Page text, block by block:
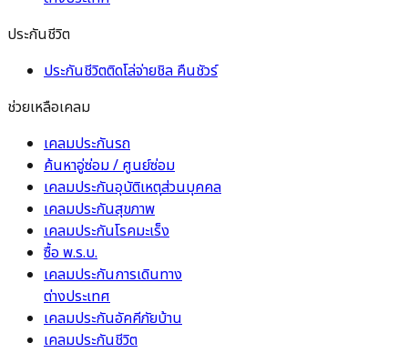
ประกันชีวิต
ประกันชีวิตติดโล่จ่ายชิล คืนชัวร์
ช่วยเหลือเคลม
เคลมประกันรถ
ค้นหาอู่ซ่อม / ศูนย์ซ่อม
เคลมประกันอุบัติเหตุส่วนบุคคล
เคลมประกันสุขภาพ
เคลมประกันโรคมะเร็ง
ซื้อ พ.ร.บ.
เคลมประกันการเดินทาง
ต่างประเทศ
เคลมประกันอัคคีภัยบ้าน
เคลมประกันชีวิต